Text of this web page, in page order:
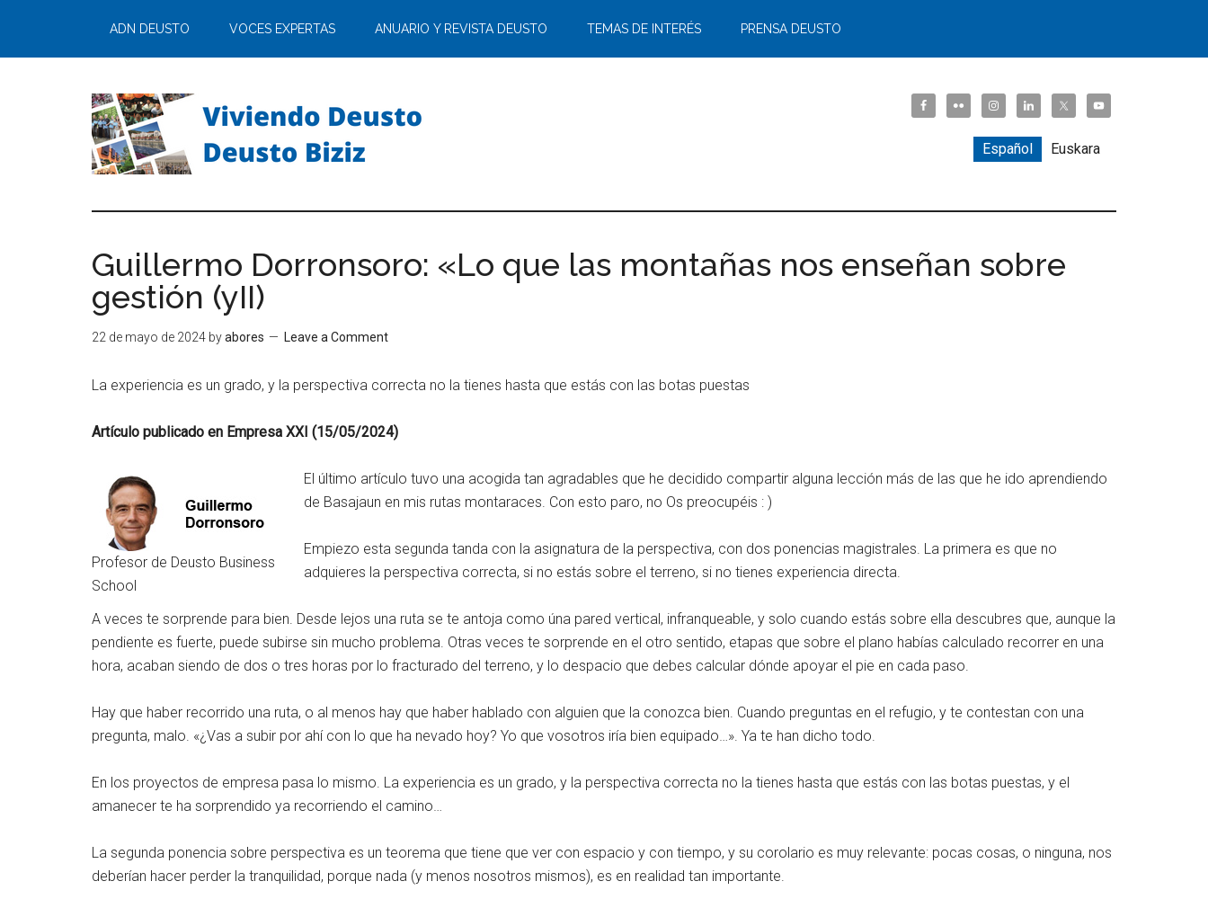
ADN DEUSTO VOCES EXPERTAS ANUARIO Y REVISTA DEUSTO TEMAS DE INTERÉS PRENSA DEUSTO
Español Euskara
Guillermo Dorronsoro: «Lo que las montañas nos enseñan sobre
gestión (yII)
22 de mayo de 2024 byabores Leave a Comment
La experiencia es un grado, y la perspectiva correcta no la tienes hasta que estás con las botas puestas
Artículo publicado en Empresa XXI (15/05/2024)
Profesor de Deusto Business
School
El último artículo tuvo una acogida tan agradables que he decidido compartir alguna lección más de las que he ido aprendiendo
de Basajaun en mis rutas montaraces. Con esto paro, no Os preocupéis : )
Empiezo esta segunda tanda con la asignatura de la perspectiva, con dos ponencias magistrales. La primera es que no
adquieres la perspectiva correcta, si no estás sobre el terreno, si no tienes experiencia directa.
A veces te sorprende para bien. Desde lejos una ruta se te antoja como úna pared vertical, infranqueable, y solo cuando estás sobre ella descubres que, aunque la
pendiente es fuerte, puede subirse sin mucho problema. Otras veces te sorprende en el otro sentido, etapas que sobre el plano habías calculado recorrer en una
hora, acaban siendo de dos o tres horas por lo fracturado del terreno, y lo despacio que debes calcular dónde apoyar el pie en cada paso.
Hay que haber recorrido una ruta, o al menos hay que haber hablado con alguien que la conozca bien. Cuando preguntas en el refugio, y te contestan con una
pregunta, malo. «¿Vas a subir por ahí con lo que ha nevado hoy? Yo que vosotros iría bien equipado…». Ya te han dicho todo.
En los proyectos de empresa pasa lo mismo. La experiencia es un grado, y la perspectiva correcta no la tienes hasta que estás con las botas puestas, y el
amanecer te ha sorprendido ya recorriendo el camino…
La segunda ponencia sobre perspectiva es un teorema que tiene que ver con espacio y con tiempo, y su corolario es muy relevante: pocas cosas, o ninguna, nos
deberían hacer perder la tranquilidad, porque nada (y menos nosotros mismos), es en realidad tan importante.